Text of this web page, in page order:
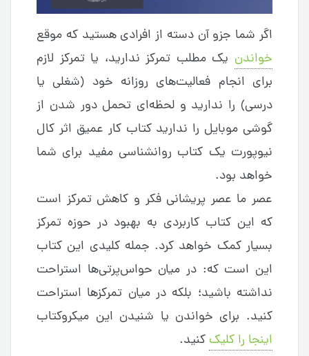
اگر شما جزو آن دسته از افرادی هستید که موقع
خواندن یک مطلب تمرکز ندارید، یا تمرکز لازم
برای انجام فعالیت‌های روزانه خود (شغلی یا
درسی) را ندارید و لحظه‌ای تحمل دور شدن از
گوشی موبایل را ندارید کتاب کار عمیق اثر کال
نیوپورت یک کتاب روانشناسی مفید برای شما
خواهد بود.
عصر ما عصر پریشانی فکر و کاهش تمرکز است
که این کتاب کاربردی به بهبود در حوزه تمرکز
بسیار کمک خواهد کرد. جمله کلیدی این کتاب
این است که: در میان حواس‌پرتی‌ها استراحت
نداشته باشید؛ بلکه در میان تمرکزها استراحت
کنید. برای خواندن یا شنیدن این میکروکتاب
اینجا را کلیک کنید.